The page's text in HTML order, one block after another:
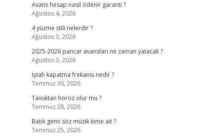
Avans hesap nasıl ödenir garanti ?
Ağustos 4, 2026
4 yüzme stili nelerdir ?
Ağustos 3, 2026
2025-2026 pancar avansları ne zaman yatacak ?
Ağustos 3, 2026
İştah kapatma frekansı nedir ?
Temmuz 30, 2026
Tavuktan horoz olur mu ?
Temmuz 28, 2026
Batık gemi söz müzik kime ait ?
Temmuz 25, 2026